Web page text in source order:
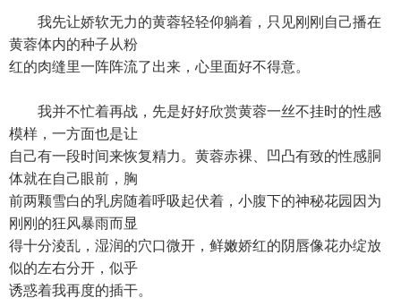
我先让娇软无力的黄蓉轻轻仰躺着，只见刚刚自己播在
黄蓉体内的种子从粉
红的肉缝里一阵阵流了出来，心里面好不得意。
我并不忙着再战，先是好好欣赏黄蓉一丝不挂时的性感
模样，一方面也是让
自己有一段时间来恢复精力。黄蓉赤裸、凹凸有致的性感胴
体就在自己眼前，胸
前两颗雪白的乳房随着呼吸起伏着，小腹下的神秘花园因为
刚刚的狂风暴雨而显
得十分淩乱，湿润的穴口微开，鲜嫩娇红的阴唇像花办绽放
似的左右分开，似乎
诱惑着我再度的插干。